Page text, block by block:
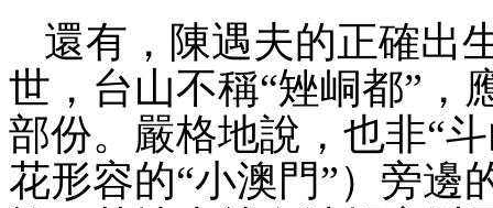
還有，陳遇夫的正確出
世，台山不稱“矬峒都”，
部份。嚴格地說，也非“
花形容的“小澳門”）旁邊